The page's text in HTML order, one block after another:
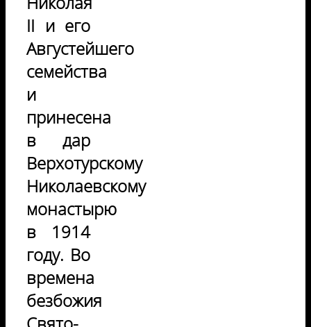
II и его
Августейшего
семейства
и
принесена
в дар
Верхотурскому
Николаевскому
монастырю
в 1914
году. Во
времена
безбожия